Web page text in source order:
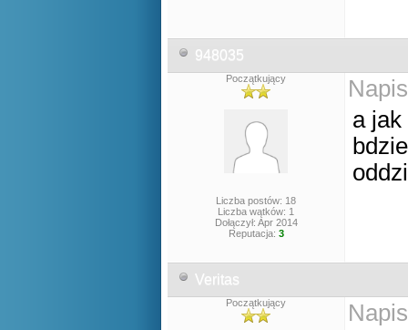
948035
Początkujący
Liczba postów: 18
Liczba wątków: 1
Dołączył: Apr 2014
Reputacja: 3
a jak
Veritas
Początkujący